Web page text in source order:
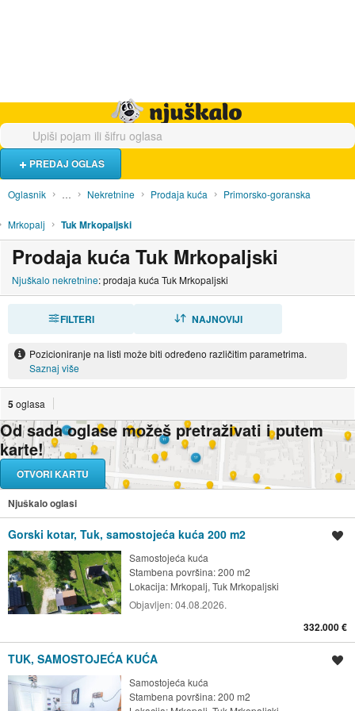
PREDAJ OGLAS
Oglasnik … Nekretnine Prodaja kuća Primorsko-goranska
Mrkopalj Tuk Mrkopaljski
Prodaja kuća Tuk Mrkopaljski
Njuškalo nekretnine: prodaja kuća Tuk Mrkopaljski
FILTERI NAJNOVIJI
Pozicioniranje na listi može biti određeno različitim parametrima.
Saznaj više
5oglasa
Od sada oglase možeš pretraživati i putem
karte!
OTVORI KARTU
Njuškalo oglasi
Gorski kotar, Tuk, samostojeća kuća 200 m2
Samostojeća kuća
Stambena površina: 200 m2
Lokacija: Mrkopalj, Tuk Mrkopaljski
Objavljen:04.08.2026.
332.000 €
TUK, SAMOSTOJEĆA KUĆA
Samostojeća kuća
Stambena površina: 200 m2